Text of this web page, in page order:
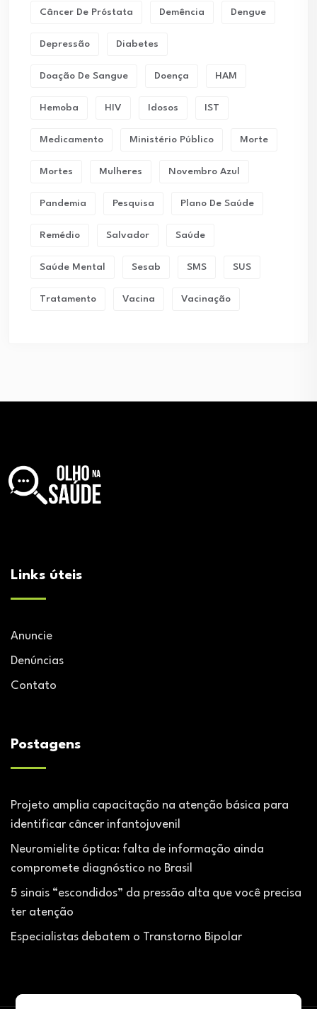
Câncer De Próstata Demência Dengue
Depressão Diabetes
Doação De Sangue Doença HAM
Hemoba HIV Idosos IST
Medicamento Ministério Público Morte
Mortes Mulheres Novembro Azul
Pandemia Pesquisa Plano De Saúde
Remédio Salvador Saúde
Saúde Mental Sesab SMS SUS
Tratamento Vacina Vacinação
Links úteis
Anuncie
Denúncias
Contato
Postagens
Projeto amplia capacitação na atenção básica para
identificar câncer infantojuvenil
Neuromielite óptica: falta de informação ainda
compromete diagnóstico no Brasil
5 sinais “escondidos” da pressão alta que você precisa
ter atenção
Especialistas debatem o Transtorno Bipolar